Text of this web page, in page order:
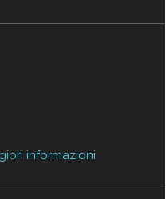
informazioni